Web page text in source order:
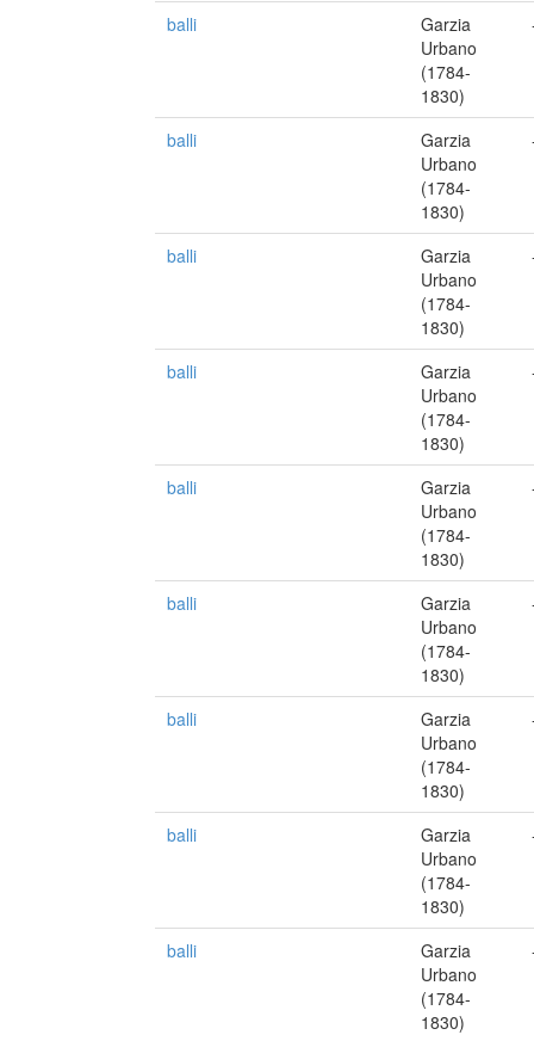
balli
Garzia
Urbano
(1784-
1830)
balli
Garzia
Urbano
(1784-
1830)
balli
Garzia
Urbano
(1784-
1830)
balli
Garzia
Urbano
(1784-
1830)
balli
Garzia
Urbano
(1784-
1830)
balli
Garzia
Urbano
(1784-
1830)
balli
Garzia
Urbano
(1784-
1830)
balli
Garzia
Urbano
(1784-
1830)
balli
Garzia
Urbano
(1784-
1830)